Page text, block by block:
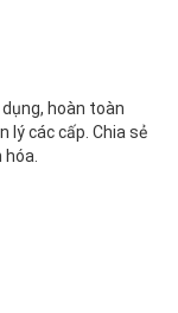
hoàn toàn
lý các cấp. Chia sẻ